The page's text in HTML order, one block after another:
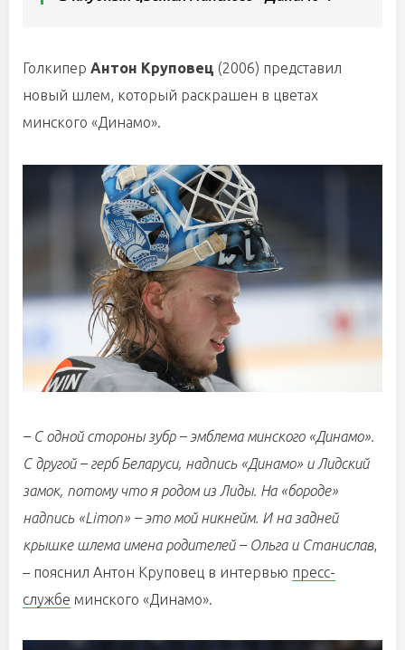
Голкипер Антон Круповец (2006) представил
новый шлем, который раскрашен в цветах
минского «Динамо».
– С одной стороны зубр – эмблема минского «Динамо».
С другой – герб Беларуси, надпись «Динамо» и Лидский
замок, потому что я родом из Лиды. На «бороде»
надпись «Limon» – это мой никнейм. И на задней
крышке шлема имена родителей – Ольга и Станислав,
– пояснил Антон Круповец в интервью пресс-
службе минского «Динамо».